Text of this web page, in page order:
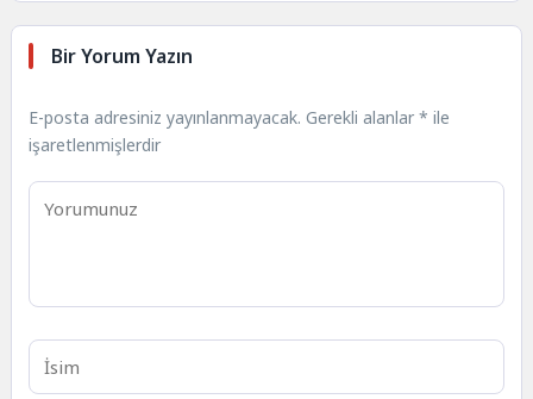
Bir Yorum Yazın
E-posta adresiniz yayınlanmayacak. Gerekli alanlar* ile
işaretlenmişlerdir